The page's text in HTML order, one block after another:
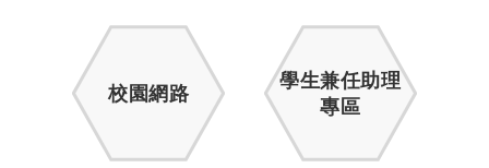
校園網路
學生兼任助理
專區